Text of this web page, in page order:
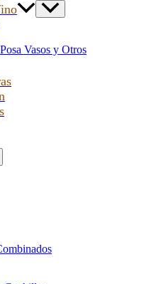
Vasos y Otros